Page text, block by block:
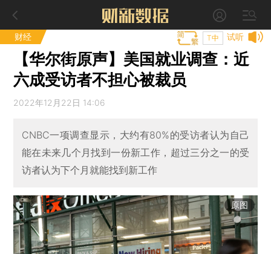
财经 试听
T中
【华尔街原声】美国就业调查：近
六成受访者不担心被裁员
2022年12月22日 14:06
CNBC一项调查显示，大约有80%的受访者认为自己
能在未来几个月找到一份新工作，超过三分之一的受
访者认为下个月就能找到新工作
原图